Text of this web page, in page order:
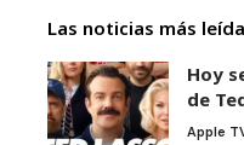
Las noticias más
Hoy
de
Apple